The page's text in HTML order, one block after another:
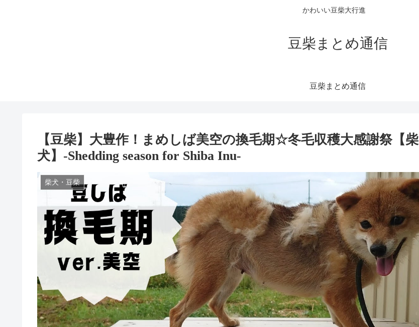
かわいい豆柴大行進
豆柴まとめ通信
豆柴まとめ通信
【豆柴】大豊作！まめしば美空の換毛期☆冬毛収穫大感謝祭【柴
犬】-Shedding season for Shiba Inu-
柴犬・豆柴